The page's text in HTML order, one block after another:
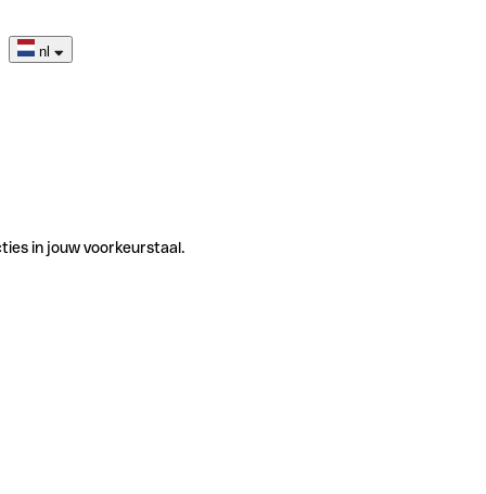
nl
in jouw voorkeurstaal.